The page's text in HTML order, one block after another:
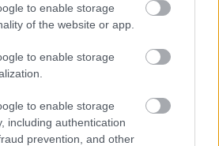
to enable storage
of the website or app.
to enable storage
to enable storage
including authentication
prevention, and other
a szervezeted fontos dologra